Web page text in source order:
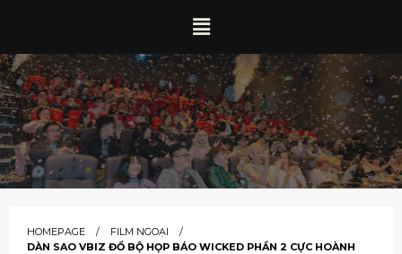
HOMEPAGE
FILM NGOẠI
DÀN SAO VBIZ ĐỔ BỘ HỌP BÁO WICKED PHẦN 2 CỰC HOÀNH